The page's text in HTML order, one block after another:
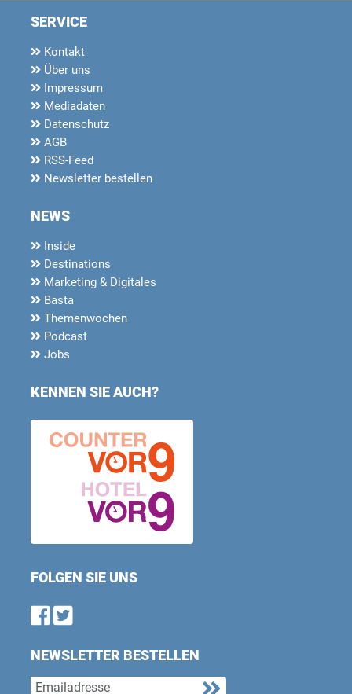
SERVICE
Kontakt
Über uns
Impressum
Mediadaten
Datenschutz
AGB
RSS-Feed
Newsletter bestellen
NEWS
Inside
Destinations
Marketing & Digitales
Basta
Themenwochen
Podcast
Jobs
KENNEN SIE AUCH?
FOLGEN SIE UNS
Find us on Facebook
Follow us on Twitter
NEWSLETTER BESTELLEN